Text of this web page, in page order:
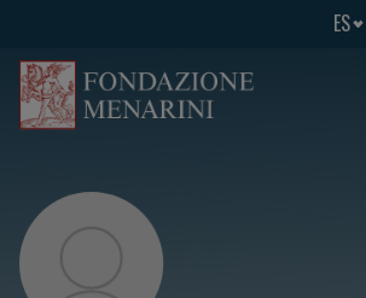
ES